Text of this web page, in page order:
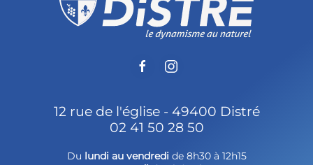
12 rue de l'église - 49400 Distré
02 41 50 28 50
Du lundi au vendredi de 8h30 à 12h15